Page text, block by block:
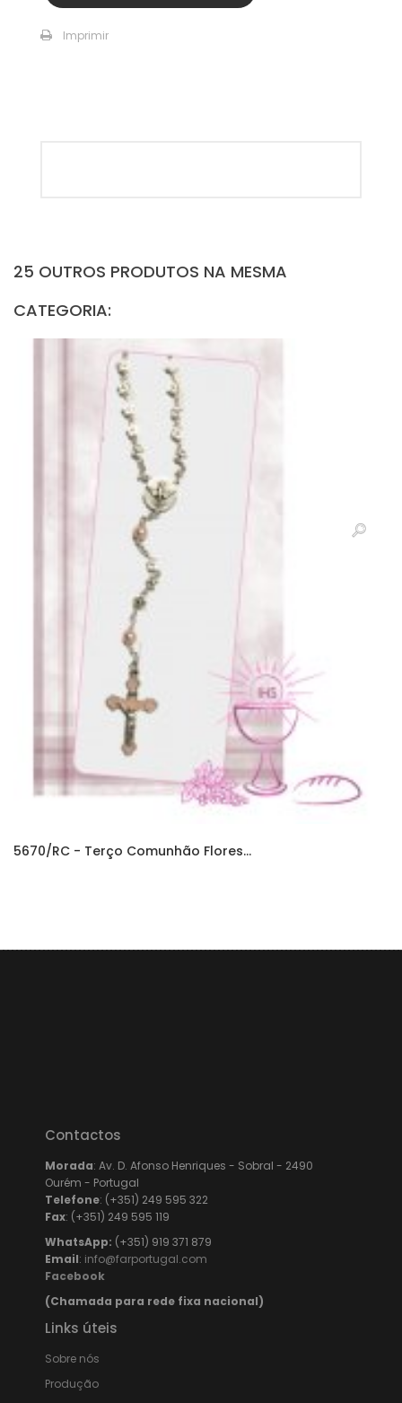
Imprimir
25 OUTROS PRODUTOS NA MESMA
CATEGORIA:
5670/RC - Terço Comunhão Flores...
Contactos
Morada: Av. D. Afonso Henriques - Sobral - 2490
Ourém - Portugal
Telefone: (+351) 249 595 322
Fax: (+351) 249 595 119
WhatsApp: (+351) 919 371 879
Email: info@farportugal.com
Facebook
(Chamada para rede fixa nacional)
Links úteis
Sobre nós
Produção